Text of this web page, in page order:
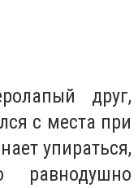
друг,
с места при
упираться,
равнодушно